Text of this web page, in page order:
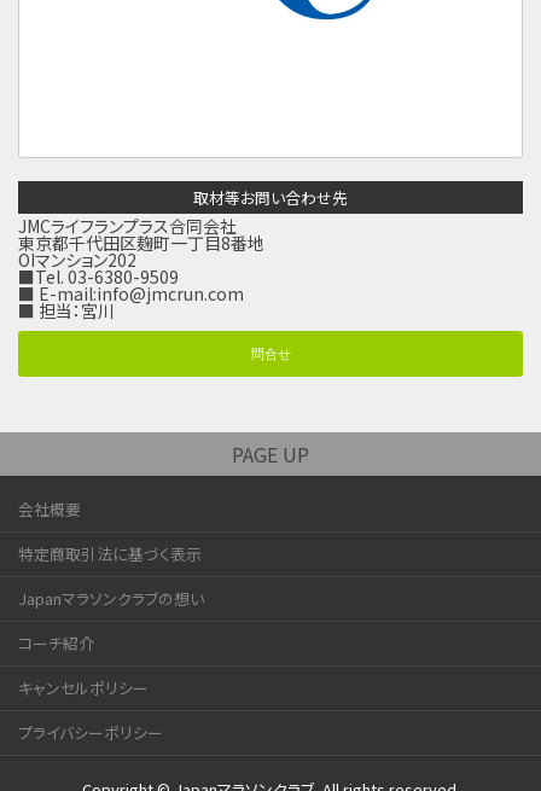
取材等お問い合わせ先
JMCライフランプラス合同会社
東京都千代田区麹町一丁目8番地
OIマンション202
■Tel. 03-6380-9509
■ E-mail:info@jmcrun.com
■ 担当：宮川
問合せ
PAGE UP
会社概要
特定商取引法に基づく表示
Japanマラソンクラブの想い
コーチ紹介
キャンセルポリシー
プライバシーポリシー